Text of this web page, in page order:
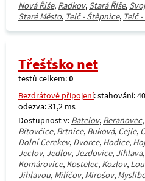
Nová Říše, Radkov, Stará Říše,
Staré Město, Telč - Štěpnice, Telč
Třešťsko net
testů celkem:0
Bezdrátové připojení: stahování:
odezva: 31,2 ms
Dostupnost v: Batelov, Beranovec,
Bítovčice, Brtnice, Buková, Cejle,
Dolní Cerekev, Dvorce, Hodice,
Jeclov, Jedlov, Jezdovice, Jihlava,
Komárovice, Kostelec, Kozlov,
Jihlavou, Milíčov, Mirošov,